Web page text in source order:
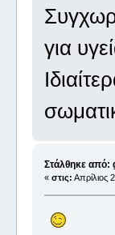
για
Στάλθηκε από:
« στις: Απρίλιος